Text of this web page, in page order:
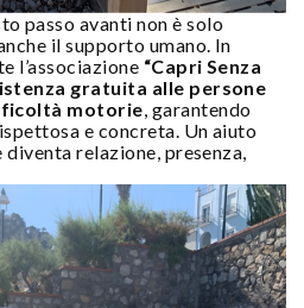
passo avanti non è solo
il supporto umano. In
l’associazione “Capri Senza
gratuita alle persone
motorie, garantendo
e concreta. Un aiuto
relazione, presenza,